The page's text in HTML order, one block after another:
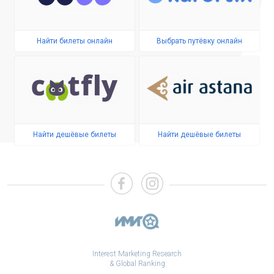
Найти билеты онлайн Выбрать путёвку онлайн
Найти дешёвые билеты Найти дешёвые билеты
Interest Marketing Research
& Global Ranking